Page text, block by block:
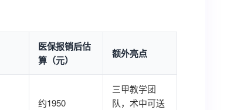
医保报销后估
算（元）
额外亮点
约1950
三甲教学团
队，术中可送